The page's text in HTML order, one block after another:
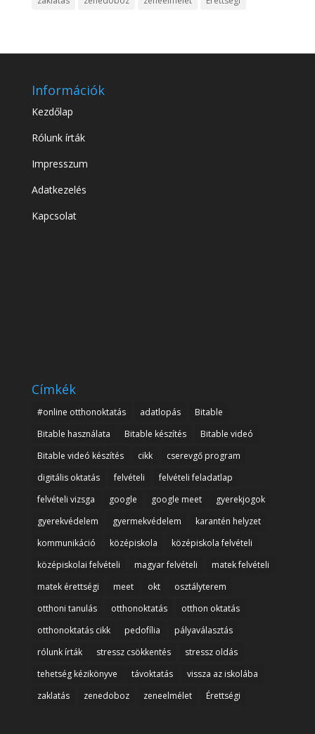
Információk
Kezdőlap
Rólunk írták
Impresszum
Adatkezelés
Kapcsolat
Címkék
#online otthonoktatás adatlopás
Bitable
Bitable használata
Bitable készítés
Bitable videó
Bitable videó készítés
cikk
cserevgő program
digitális oktatás
felvételi
felvételi feladatlap
felvételi vizsga
google google meet
gyerekjogok
gyerekvédelem
gyermekvédelem
karantén helyzet
kommunikáció
középiskola
középiskola felvételi
középiskolai felvételi
magyar felvételi
matek felvételi
matek érettségi
meet okt
osztályterem
otthoni tanulás
otthonoktatás
otthon oktatás
otthonoktatás cikk
pedofília
pályaválasztás
rólunk írták
stressz csökkentés
stressz oldás
tehetség kézikönyve
távoktatás
vissza az iskolába
zaklatás
zenedoboz zeneelmélet Érettségi